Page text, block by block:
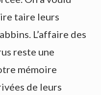
taire leurs
L’affaire des
reste une
mémoire
de leurs